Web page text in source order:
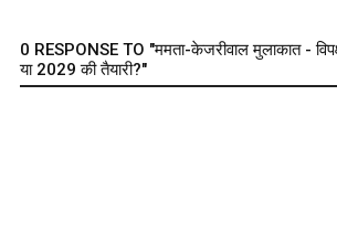
0 RESPONSE TO "ममता-केजरीवाल मुलाकात -
या 2029 की तैयारी?"